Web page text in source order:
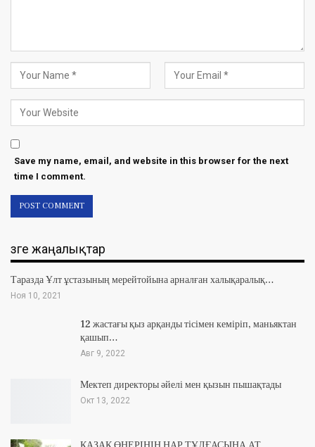
Save my name, email, and website in this browser for the next
time I comment.
Өзге жаңалықтар
Таразда Ұлт ұстазының мерейтойына арналған халықаралық…
Ноя 10, 2021
12 жастағы қыз арқанды тісімен кеміріп, маньяктан
қашып…
Авг 9, 2022
Мектеп директоры әйелі мен қызын пышақтады
Окт 13, 2022